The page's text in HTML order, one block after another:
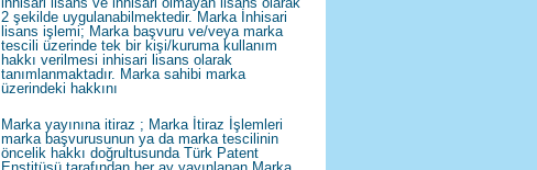
2 şekilde uygulanabilmektedir. Marka İnhisari
lisans işlemi; Marka başvuru ve/veya marka
tescili üzerinde tek bir kişi/kuruma kullanım
hakkı verilmesi inhisari lisans olarak
tanımlanmaktadır. Marka sahibi marka
üzerindeki hakkını
Marka yayınına itiraz ; Marka İtiraz İşlemleri
marka başvurusunun ya da marka tescilinin
öncelik hakkı doğrultusunda Türk Patent